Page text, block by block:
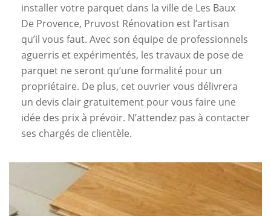
installer votre parquet dans la ville de Les Baux
De Provence, Pruvost Rénovation est l’artisan
qu’il vous faut. Avec son équipe de professionnels
aguerris et expérimentés, les travaux de pose de
parquet ne seront qu’une formalité pour un
propriétaire. De plus, cet ouvrier vous délivrera
un devis clair gratuitement pour vous faire une
idée des prix à prévoir. N’attendez pas à contacter
ses chargés de clientèle.